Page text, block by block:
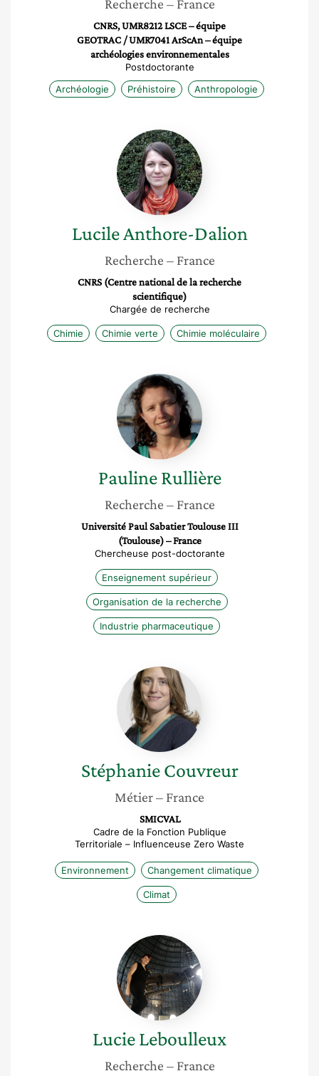
Recherche – France
CNRS, UMR8212 LSCE – équipe
GEOTRAC / UMR7041 ArScAn – équipe
archéologies environnementales
Postdoctorante
Archéologie
Préhistoire Anthropologie
Lucile
Anthore-
Dalion
LucileAnthore-Dalion
Recherche – France
CNRS (Centre national de la recherche
scientifique)
Chargée de recherche
Chimie Chimie verte Chimie moléculaire
Pauline
Rullière
Pauline Rullière
Recherche – France
Université Paul Sabatier Toulouse III
(Toulouse) – France
Chercheuse post-doctorante
Enseignement supérieur
Organisation de la recherche
Industrie pharmaceutique
Stéphanie
Couvreur
Stéphanie Couvreur
Métier– France
SMICVAL
Cadre de la Fonction Publique
Territoriale – Influenceuse Zero Waste
Environnement Changement climatique
Climat
Lucie
Leboulleux
LucieLeboulleux
Recherche – France